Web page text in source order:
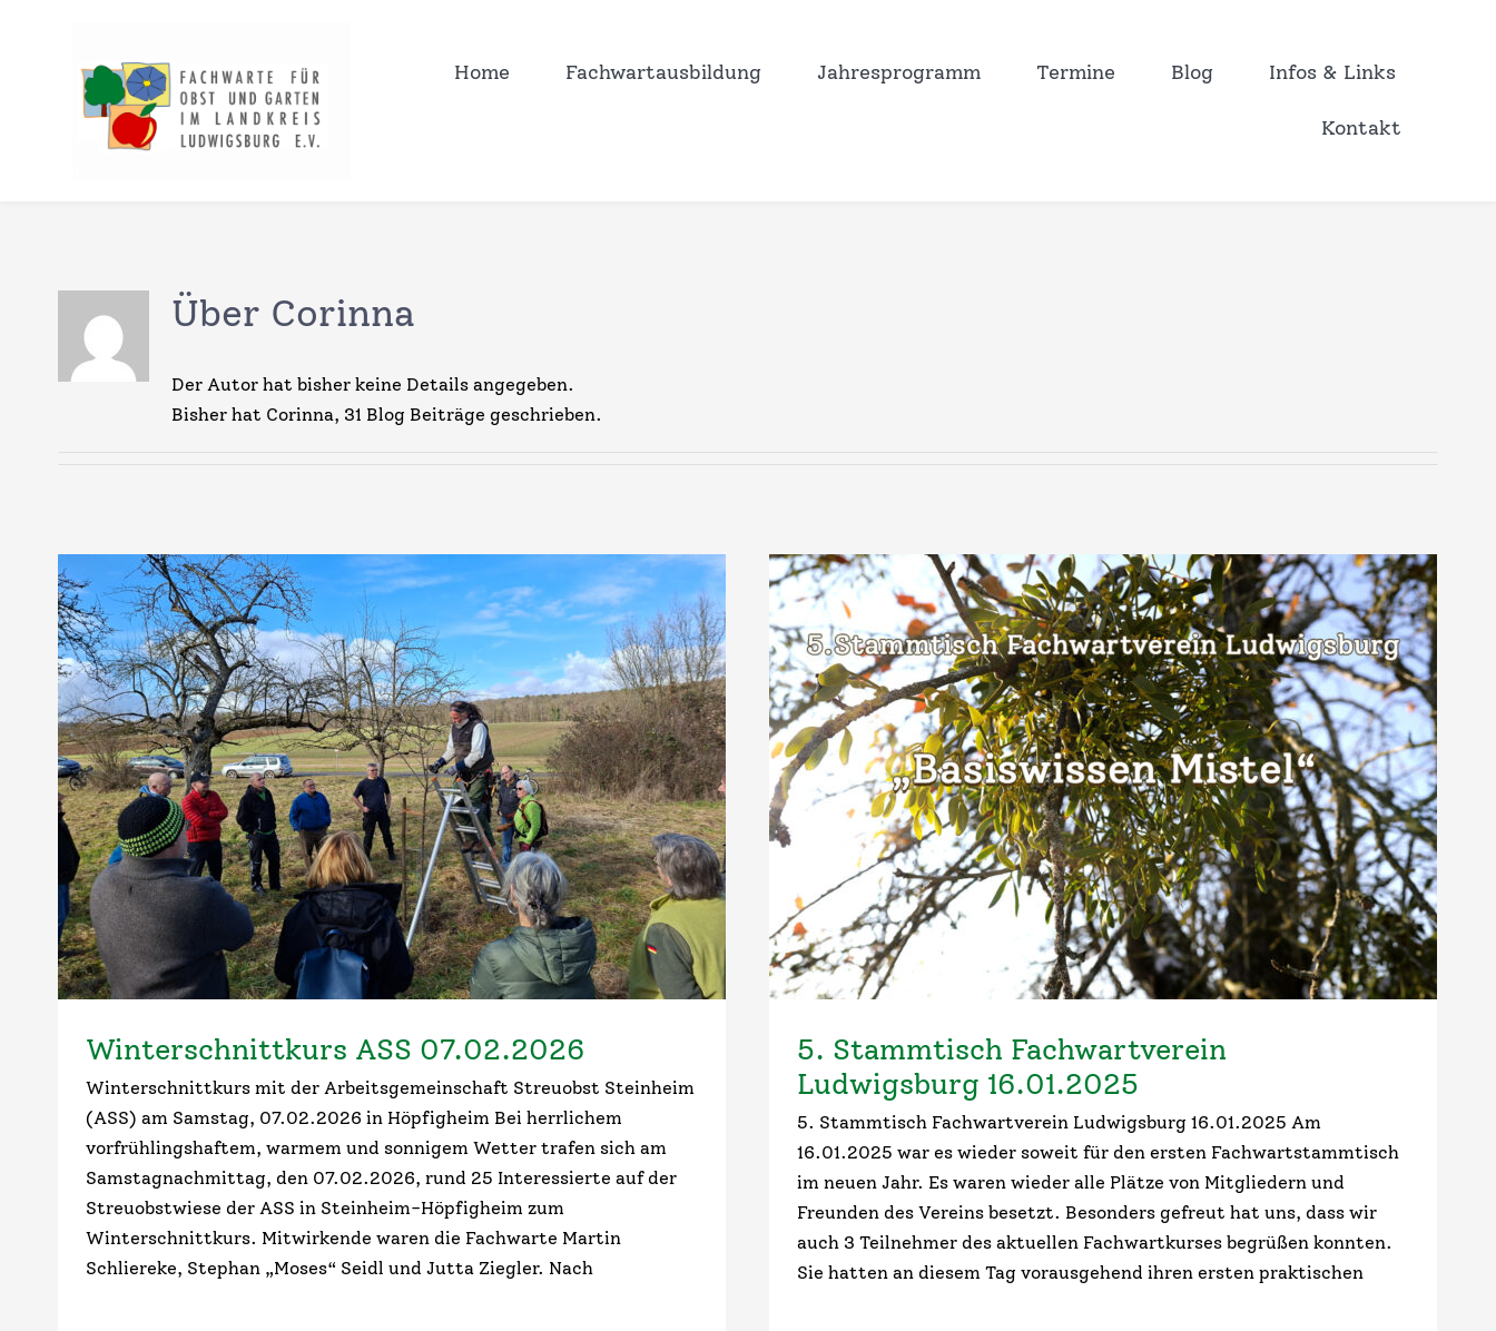
Home Fachwartausbildung Jahresprogramm Termine Blog Infos & Links
Kontakt
Über Corinna
Der Autor hat bisher keine Details angegeben.
Bisher hat Corinna, 31 Blog Beiträge geschrieben.
Winterschnittkurs ASS 07.02.2026
Winterschnittkurs mit der Arbeitsgemeinschaft Streuobst Steinheim
(ASS) am Samstag, 07.02.2026 in Höpfigheim Bei herrlichem
vorfrühlingshaftem, warmem und sonnigem Wetter trafen sich am
Samstagnachmittag, den 07.02.2026, rund 25 Interessierte auf der
Streuobstwiese der ASS in Steinheim-Höpfigheim zum
Winterschnittkurs. Mitwirkende waren die Fachwarte Martin
Schliereke, Stephan „Moses“ Seidl und Jutta Ziegler. Nach
5. Stammtisch Fachwartverein
Ludwigsburg 16.01.2025
5. Stammtisch Fachwartverein Ludwigsburg 16.01.2025 Am
16.01.2025 war es wieder soweit für den ersten Fachwartstammtisch
im neuen Jahr. Es waren wieder alle Plätze von Mitgliedern und
Freunden des Vereins besetzt. Besonders gefreut hat uns, dass wir
auch 3 Teilnehmer des aktuellen Fachwartkurses begrüßen konnten.
Sie hatten an diesem Tag vorausgehend ihren ersten praktischen